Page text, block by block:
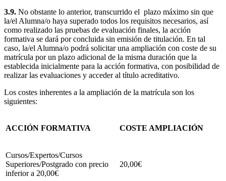
3.9. No obstante lo anterior, transcurrido el plazo máximo sin que
la/el Alumna/o haya superado todos los requisitos necesarios, así
como realizado las pruebas de evaluación finales, la acción
formativa se dará por concluida sin emisión de titulación. En tal
caso, la/el Alumna/o podrá solicitar una ampliación con coste de su
matrícula por un plazo adicional de la misma duración que la
establecida inicialmente para la acción formativa, con posibilidad de
realizar las evaluaciones y acceder al título acreditativo.
Los costes inherentes a la ampliación de la matrícula son los
siguientes:
ACCIÓN FORMATIVA COSTE AMPLIACIÓN
Cursos/Expertos/Cursos
Superiores/Postgrado con precio
inferior a 20,00€
20,00€